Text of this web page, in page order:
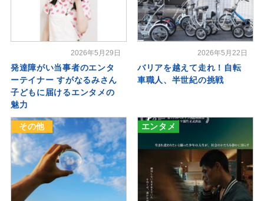
2026年5月29日
発達障がい当事者のエンタ
ーテイナー すがなるみさん
子どもに届けるエンタメの
魅力
2026年5月22日
バリアを越えて走れ！自転
車職人、半世紀の挑戦
その他 エンタメ